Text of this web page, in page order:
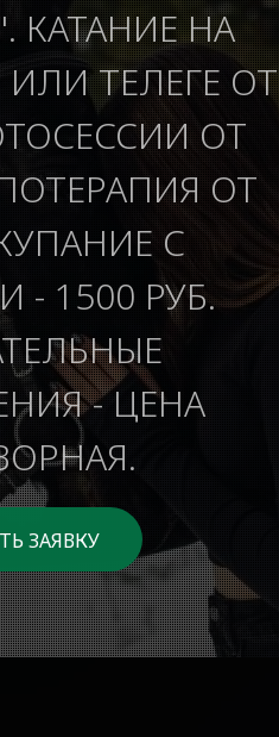
КАТАНИЕ НА
ИЛИ ТЕЛЕГЕ ОТ
ОТ
ОТ
С
1500 РУБ.
- ЦЕНА
ЗАЯВКУ